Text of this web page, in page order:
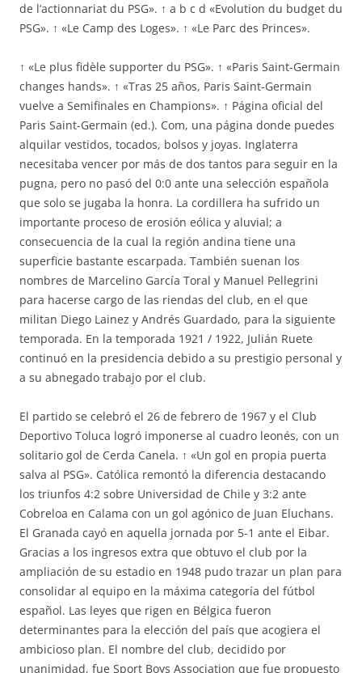
de l’actionnariat du PSG». ↑ a b c d «Evolution du budget du
PSG». ↑ «Le Camp des Loges». ↑ «Le Parc des Princes».
↑ «Le plus fidèle supporter du PSG». ↑ «Paris Saint-Germain
changes hands». ↑ «Tras 25 años, Paris Saint-Germain
vuelve a Semifinales en Champions». ↑ Página oficial del
Paris Saint-Germain (ed.). Com, una página donde puedes
alquilar vestidos, tocados, bolsos y joyas. Inglaterra
necesitaba vencer por más de dos tantos para seguir en la
pugna, pero no pasó del 0:0 ante una selección española
que solo se jugaba la honra. La cordillera ha sufrido un
importante proceso de erosión eólica y aluvial; a
consecuencia de la cual la región andina tiene una
superficie bastante escarpada. También suenan los
nombres de Marcelino García Toral y Manuel Pellegrini
para hacerse cargo de las riendas del club, en el que
militan Diego Lainez y Andrés Guardado, para la siguiente
temporada. En la temporada 1921 / 1922, Julián Ruete
continuó en la presidencia debido a su prestigio personal y
a su abnegado trabajo por el club.
El partido se celebró el 26 de febrero de 1967 y el Club
Deportivo Toluca logró imponerse al cuadro leonés, con un
solitario gol de Cerda Canela. ↑ «Un gol en propia puerta
salva al PSG». Católica remontó la diferencia destacando
los triunfos 4:2 sobre Universidad de Chile y 3:2 ante
Cobreloa en Calama con un gol agónico de Juan Eluchans.
El Granada cayó en aquella jornada por 5-1 ante el Eibar.
Gracias a los ingresos extra que obtuvo el club por la
ampliación de su estadio en 1948 pudo trazar un plan para
consolidar al equipo en la máxima categoría del fútbol
español. Las leyes que rigen en Bélgica fueron
determinantes para la elección del país que acogiera el
ambicioso plan. El nombre del club, decidido por
unanimidad, fue Sport Boys Association que fue propuesto